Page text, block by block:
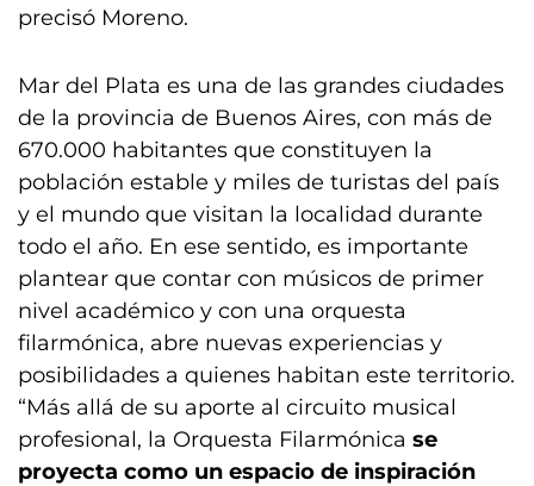
precisó Moreno.
Mar del Plata es una de las grandes ciudades
de la provincia de Buenos Aires, con más de
670.000 habitantes que constituyen la
población estable y miles de turistas del país
y el mundo que visitan la localidad durante
todo el año. En ese sentido, es importante
plantear que contar con músicos de primer
nivel académico y con una orquesta
filarmónica, abre nuevas experiencias y
posibilidades a quienes habitan este territorio.
“Más allá de su aporte al circuito musical
profesional, la Orquesta Filarmónica se
proyecta como un espacio de inspiración